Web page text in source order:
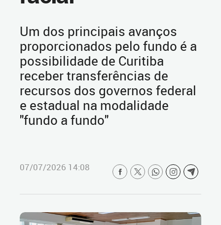
Um dos principais avanços
proporcionados pelo fundo é a
possibilidade de Curitiba
receber transferências de
recursos dos governos federal
e estadual na modalidade
"fundo a fundo"
07/07/2026 14:08